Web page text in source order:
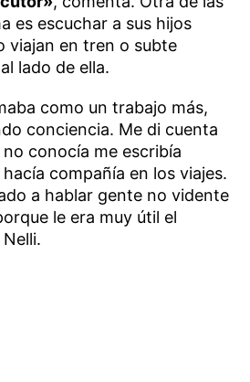
es escuchar a sus hijos
viajan en tren o subte
lado de ella.
como un trabajo más,
conciencia. Me di cuenta
conocía me escribía
compañía en los viajes.
a hablar gente no vidente
le era muy útil el